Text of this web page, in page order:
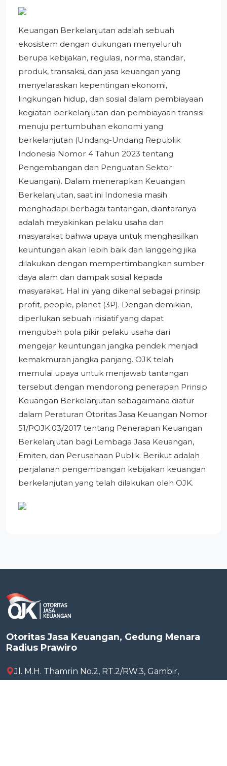
Keuangan Berkelanjutan adalah sebuah
ekosistem dengan dukungan menyeluruh
berupa kebijakan, regulasi, norma, standar,
produk, transaksi, dan jasa keuangan yang
menyelaraskan kepentingan ekonomi,
lingkungan hidup, dan sosial dalam pembiayaan
kegiatan berkelanjutan dan pembiayaan transisi
menuju pertumbuhan ekonomi yang
berkelanjutan (Undang-Undang Republik
Indonesia Nomor 4 Tahun 2023 tentang
Pengembangan dan Penguatan Sektor
Keuangan). Dalam menerapkan Keuangan
Berkelanjutan, saat ini Indonesia masih
menghadapi berbagai tantangan, diantaranya
adalah meyakinkan pelaku usaha dan
masyarakat bahwa upaya untuk menghasilkan
keuntungan akan lebih baik dan langgeng jika
dilakukan dengan mempertimbangkan sumber
daya alam dan dampak sosial kepada
masyarakat. Hal ini yang dikenal sebagai prinsip
profit, people, planet (3P). Dengan demikian,
diperlukan sebuah inisiatif yang dapat
mengubah pola pikir pelaku usaha dari
mengejar keuntungan jangka pendek menjadi
kemakmuran jangka panjang. OJK telah
memulai upaya untuk menjawab tantangan
tersebut dengan mendorong penerapan Prinsip
Keuangan Berkelanjutan sebagaimana diatur
dalam Peraturan Otoritas Jasa Keuangan Nomor
51/POJK.03/2017 tentang Penerapan Keuangan
Berkelanjutan bagi Lembaga Jasa Keuangan,
Emiten, dan Perusahaan Publik. Berikut adalah
perjalanan pengembangan kebijakan keuangan
berkelanjutan yang telah dilakukan oleh OJK.
Otoritas Jasa Keuangan, Gedung Menara
Radius Prawiro
Jl. M.H. Thamrin No.2, RT.2/RW.3, Gambir,